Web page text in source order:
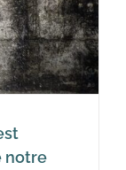
notre